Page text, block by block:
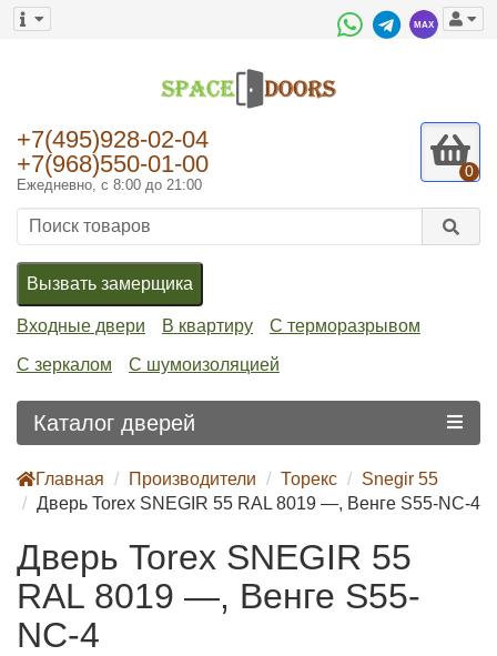
+7(495)928-02-04
+7(968)550-01-00
Ежедневно, с 8:00 до 21:00
0
Вызвать замерщика
Входные двери В квартиру С терморазрывом
С зеркалом С шумоизоляцией
Каталог дверей
Главная Производители Торекс
Snegir 55
Дверь Torex SNEGIR 55 RAL 8019 —, Венге S55-NC-4
Дверь Torex SNEGIR 55
RAL 8019 —, Венге S55-
NC-4